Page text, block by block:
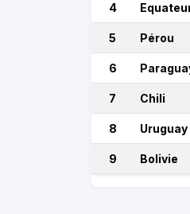
4
5 Pérou
6
7 Chili
8 Uruguay
9 Bolivie